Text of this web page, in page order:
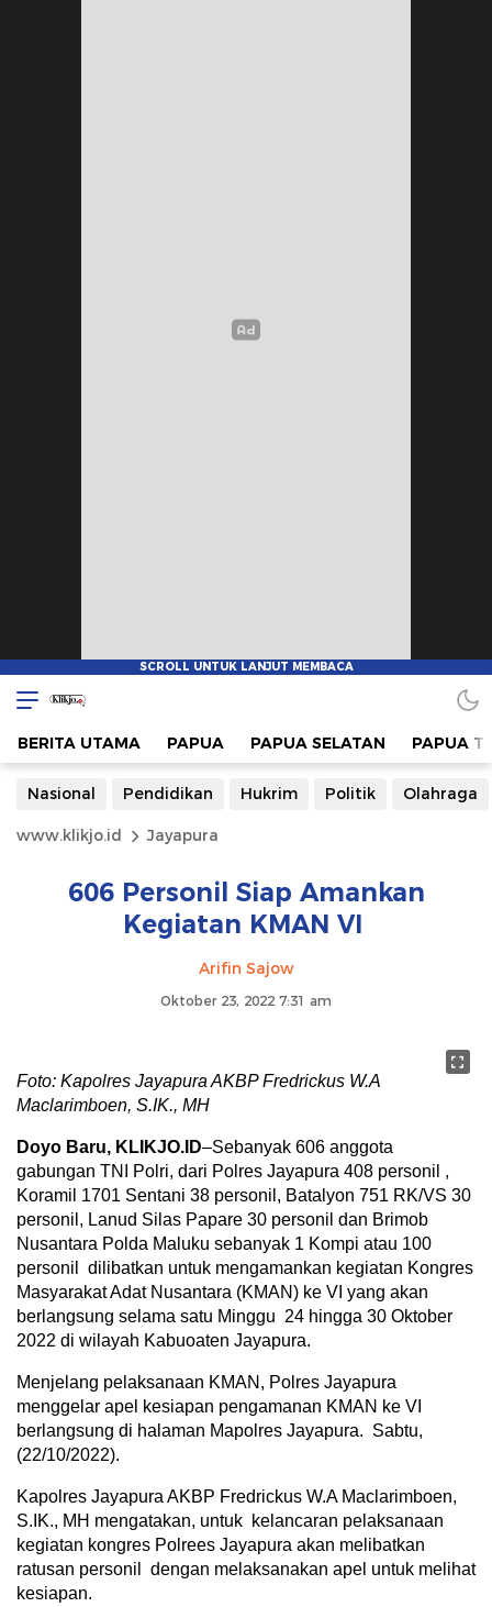
BERITA UTAMA PAPUA PAPUA SELATAN PAPUA
Nasional Pendidikan Hukrim Politik Olahraga
www.klikjo.id Jayapura
606 Personil Siap Amankan
Kegiatan KMAN VI
Arifin Sajow
Oktober 23, 2022 7:31 am
Foto: Kapolres Jayapura AKBP Fredrickus W.A
Maclarimboen, S.IK., MH
Doyo Baru, KLIKJO.ID–Sebanyak 606 anggota
gabungan TNI Polri, dari Polres Jayapura 408 personil ,
Koramil 1701 Sentani 38 personil, Batalyon 751 RK/VS 30
personil, Lanud Silas Papare 30 personil dan Brimob
Nusantara Polda Maluku sebanyak 1 Kompi atau 100
personil dilibatkan untuk mengamankan kegiatan Kongres
Masyarakat Adat Nusantara (KMAN) ke VI yang akan
berlangsung selama satu Minggu 24 hingga 30 Oktober
2022 di wilayah Kabuoaten Jayapura.
Menjelang pelaksanaan KMAN, Polres Jayapura
menggelar apel kesiapan pengamanan KMAN ke VI
berlangsung di halaman Mapolres Jayapura. Sabtu,
(22/10/2022).
Kapolres Jayapura AKBP Fredrickus W.A Maclarimboen,
S.IK., MH mengatakan, untuk kelancaran pelaksanaan
kegiatan kongres Polrees Jayapura akan melibatkan
ratusan personil dengan melaksanakan apel untuk melihat
kesiapan.